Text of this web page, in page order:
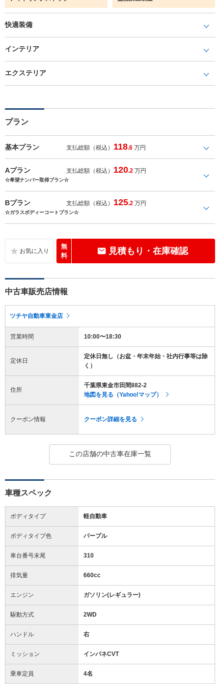
快適装備
インテリア
エクステリア
プラン
基本プラン 支払総額（税込） 118.6 万円
Aプラン 支払総額（税込） 120.2 万円
☆希望ナンバー取得プラン☆
Bプラン 支払総額（税込） 125.2 万円
☆ガラスボディーコートプラン☆
無
料
見積もり・在庫確認
中古車販売店情報
ツチヤ自動車東金店
営業時間 10:00〜18:30
定休日
定休日無し（お盆・年末年始・社内行事等は除
く）
住所
千葉県東金市田間882-2
地図を見る（Yahoo!マップ）
クーポン情報 クーポン詳細を見る
この店舗の中古車在庫一覧
車種スペック
ボディタイプ 軽自動車
ボディタイプ色 パープル
車台番号末尾 310
排気量 660cc
エンジン ガソリン(レギュラー)
駆動方式 2WD
ハンドル 右
ミッション インパネCVT
乗車定員 4名